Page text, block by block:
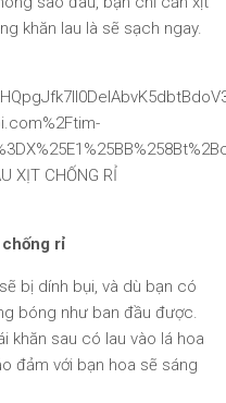
khăn lau là sẽ sạch ngay.
XỊT CHỐNG RỈ
chống rỉ
bị dính bụi, và dù bạn có
bóng như ban đầu được.
khăn sau có lau vào lá hoa
đảm với bạn hoa sẽ sáng